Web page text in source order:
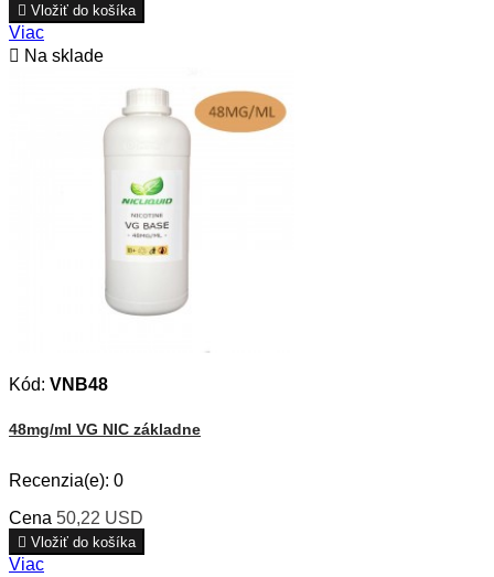
 Vložiť do košíka
Viac
 Na sklade
Kód: VNB48
48mg/ml VG NIC základne
Recenzia(e): 0
Cena 50,22 USD
 Vložiť do košíka
Viac